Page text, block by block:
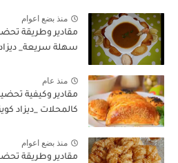
منذ بضع اعوام
مقادير وطريقة
سهلة سريعة_
منذ عام
مقادير وكيفية
كالمحلات _ديزاد
منذ بضع اعوام
مقادير وطريقة